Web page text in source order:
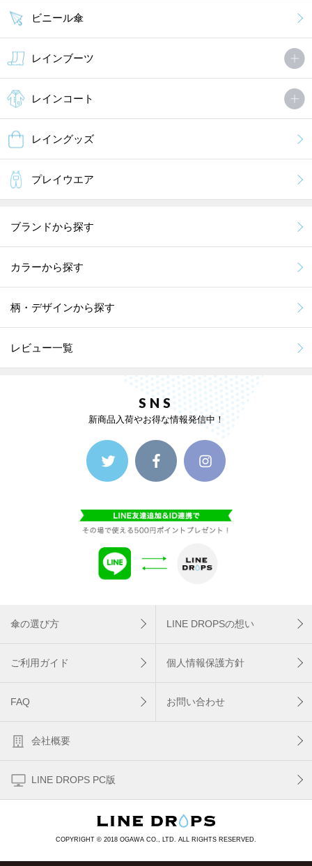
ビニール傘
レインブーツ
レインコート
レイングッズ
プレイウエア
ブランドから探す
カラーから探す
柄・デザインから探す
レビュー一覧
SNS
新商品入荷やお得な情報発信中！
傘の選び方 LINE DROPSの想い
ご利用ガイド 個人情報保護方針
FAQ お問い合わせ
会社概要
LINE DROPS PC版
COPYRIGHT © 2018 OGAWA CO., LTD. ALL RIGHTS RESERVED.